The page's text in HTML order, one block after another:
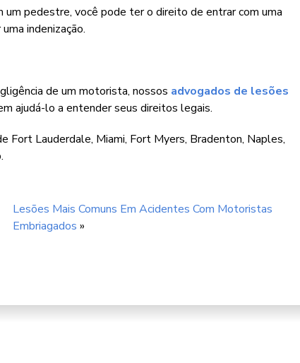
pedestre, você pode ter o direito de entrar com uma
indenização.
de um motorista, nossos advogados de lesões
ajudá-lo a entender seus direitos legais.
Fort Lauderdale, Miami, Fort Myers, Bradenton, Naples,
Lesões Mais Comuns Em Acidentes Com Motoristas
Embriagados »